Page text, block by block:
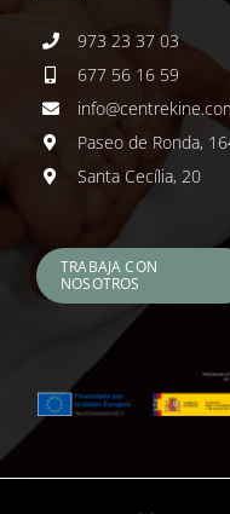
973 23 37 03
677 56 16 59
Paseo de Ronda,
Santa Cecília, 20
TRABAJA CON
NOSOTROS